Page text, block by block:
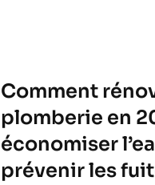
Comment
plomberie en
économiser
prévenir les